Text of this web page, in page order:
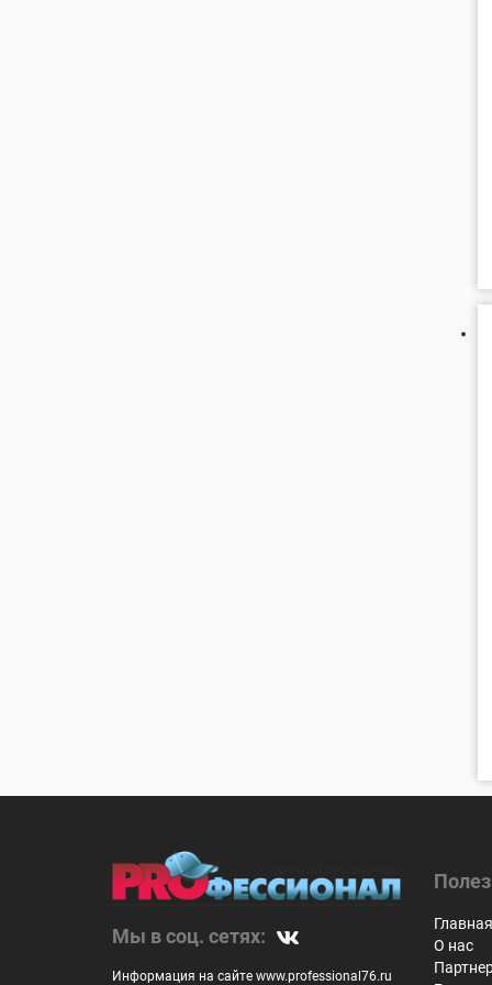
Мы в соц. сетях:
Информация на сайте www.professional76.ru
Главная
О нас